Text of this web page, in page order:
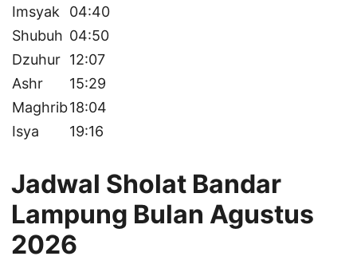
Imsyak
04:40
Shubuh 04:50
Dzuhur 12:07
Ashr
15:29
Maghrib18:04
Isya
19:16
Jadwal Sholat Bandar
Lampung Bulan Agustus
2026